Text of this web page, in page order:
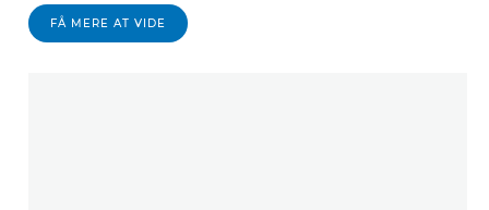
FÅ MERE AT VIDE